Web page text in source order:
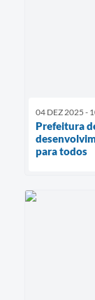
04 DEZ 2025 -
Prefeitura
para todos